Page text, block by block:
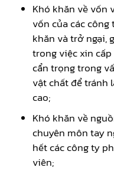
Khó khăn về vốn
vốn của các
khăn và trở ngại,
trong việc xin
cẩn trọng trong
vật chất để tránh
cao;
Khó khăn về
chuyên môn tay
hết các công ty
viên;